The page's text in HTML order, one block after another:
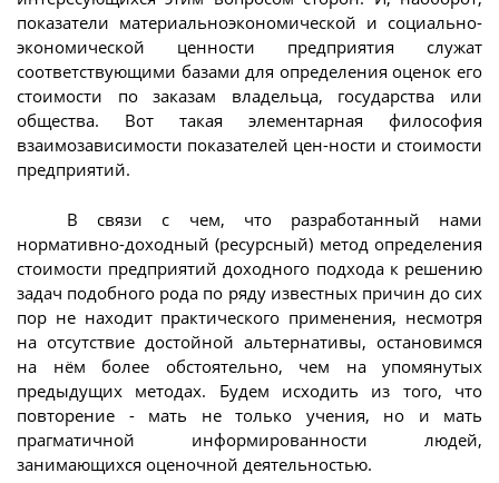
показатели материальноэкономической и социально-
экономической ценности предприятия служат
соответствующими базами для определения оценок его
стоимости по заказам владельца, государства или
общества. Вот такая элементарная философия
взаимозависимости показателей цен-ности и стоимости
предприятий.
В связи с чем, что разработанный нами
нормативно-доходный (ресурсный) метод определения
стоимости предприятий доходного подхода к решению
задач подобного рода по ряду известных причин до сих
пор не находит практического применения, несмотря
на отсутствие достойной альтернативы, остановимся
на нём более обстоятельно, чем на упомянутых
предыдущих методах. Будем исходить из того, что
повторение - мать не только учения, но и мать
прагматичной информированности людей,
занимающихся оценочной деятельностью.